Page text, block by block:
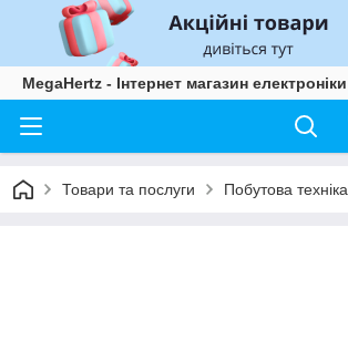
MegaHertz - Інтернет магазин електроніки
Товари та послуги Побутова техніка